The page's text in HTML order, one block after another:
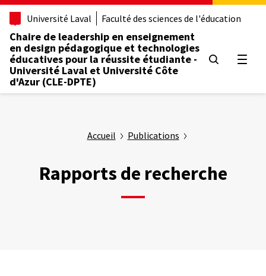
Aller
contenu
principal
Université Laval Faculté des sciences de l'éducation
Chaire de leadership en enseignement
en design pédagogique et technologies
éducatives pour la réussite étudiante -
Université Laval et Université Côte
d'Azur (CLE-DPTE)
Accueil Publications
Rapports de recherche